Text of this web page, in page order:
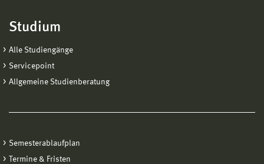
Studium
Alle Studiengänge
Servicepoint
Allgemeine Studienberatung
Semesterablaufplan
Termine & Fristen